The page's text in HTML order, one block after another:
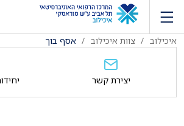
איכילוב צוות איכילוב אסף בוך
יצירת קשר